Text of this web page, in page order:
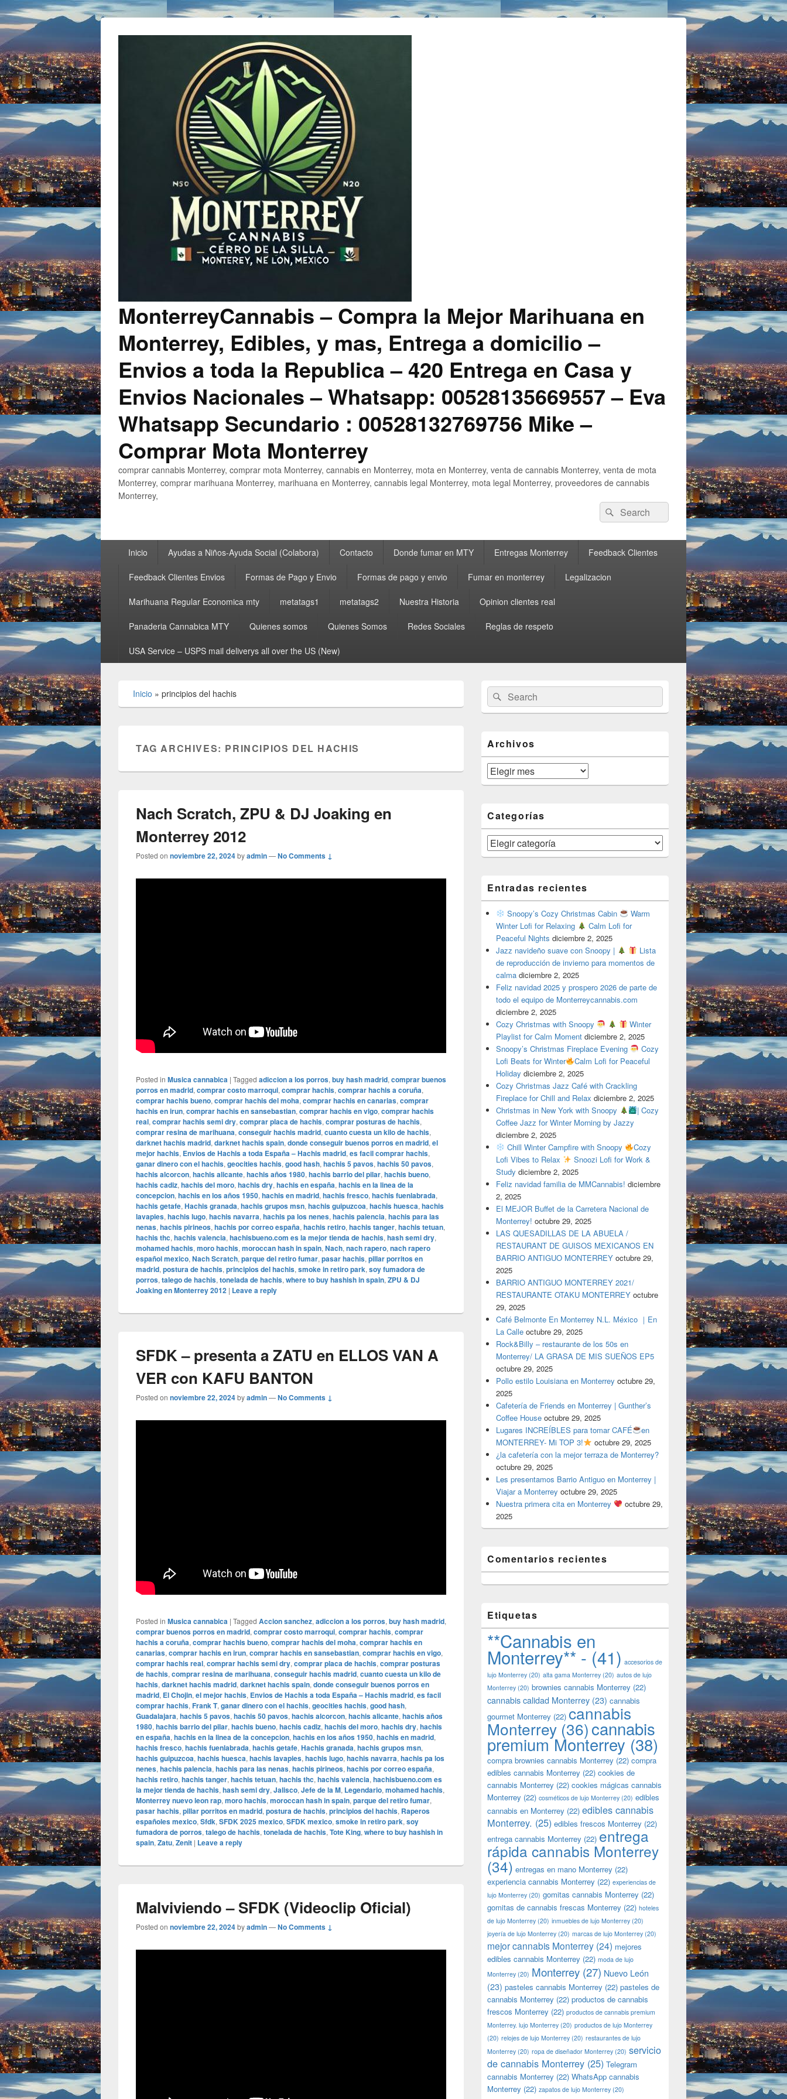
MonterreyCannabis – Compra la Mejor Marihuana en
Monterrey, Edibles, y mas, Entrega a domicilio –
Envios a toda la Republica – 420 Entrega en Casa y
Envios Nacionales – Whatsapp: 00528135669557 – Eva
Whatsapp Secundario : 00528132769756 Mike –
Comprar Mota Monterrey
comprar cannabis Monterrey, comprar mota Monterrey, cannabis en Monterrey, mota en Monterrey, venta de cannabis Monterrey, venta de mota
Monterrey, comprar marihuana Monterrey, marihuana en Monterrey, cannabis legal Monterrey, mota legal Monterrey, proveedores de cannabis
Monterrey,
Search
for:
Search
Inicio Ayudas a Niños-Ayuda Social (Colabora) Contacto Donde fumar en MTY Entregas Monterrey Feedback Clientes
Feedback Clientes Envios Formas de Pago y Envio Formas de pago y envio Fumar en monterrey Legalizacion
Marihuana Regular Economica mty metatags1 metatags2 Nuestra Historia Opinion clientes real
Panaderia Cannabica MTY Quienes somos Quienes Somos Redes Sociales Reglas de respeto
USA Service – USPS mail deliverys all over the US (New)
Inicio » principios del hachis
TAG ARCHIVES: PRINCIPIOS DEL HACHIS
Nach Scratch, ZPU & DJ Joaking en
Monterrey 2012
Posted on noviembre 22, 2024byadmin—No Comments ↓
Posted in Musica cannabica | Tagged adiccion a los porros, buy hash madrid, comprar buenos
porros en madrid, comprar costo marroqui, comprar hachis, comprar hachis a coruña,
comprar hachis bueno, comprar hachis del moha, comprar hachis en canarias, comprar
hachis en irun, comprar hachis en sansebastian, comprar hachis en vigo, comprar hachis
real, comprar hachis semi dry, comprar placa de hachis, comprar posturas de hachis,
comprar resina de marihuana, conseguir hachis madrid, cuanto cuesta un kilo de hachis,
darknet hachis madrid, darknet hachis spain, donde conseguir buenos porros en madrid, el
mejor hachis, Envios de Hachis a toda España – Hachis madrid, es facil comprar hachis,
ganar dinero con el hachis, geocities hachis, good hash, hachis 5 pavos, hachis 50 pavos,
hachis alcorcon, hachis alicante, hachis años 1980, hachis barrio del pilar, hachis bueno,
hachis cadiz, hachis del moro, hachis dry, hachis en españa, hachis en la linea de la
concepcion, hachis en los años 1950, hachis en madrid, hachis fresco, hachis fuenlabrada,
hachis getafe, Hachis granada, hachis grupos msn, hachis guipuzcoa, hachis huesca, hachis
lavapies, hachis lugo, hachis navarra, hachis pa los nenes, hachis palencia, hachis para las
nenas, hachis pirineos, hachis por correo españa, hachis retiro, hachis tanger, hachis tetuan,
hachis thc, hachis valencia, hachisbueno.com es la mejor tienda de hachis, hash semi dry,
mohamed hachis, moro hachis, moroccan hash in spain, Nach, nach rapero, nach rapero
español mexico, Nach Scratch, parque del retiro fumar, pasar hachis, pillar porritos en
madrid, postura de hachis, principios del hachis, smoke in retiro park, soy fumadora de
porros, talego de hachis, tonelada de hachis, where to buy hashish in spain, ZPU & DJ
Joaking en Monterrey 2012 | Leave a reply
SFDK – presenta a ZATU en ELLOS VAN A
VER con KAFU BANTON
Posted on noviembre 22, 2024byadmin—No Comments ↓
Posted in Musica cannabica | Tagged Accion sanchez, adiccion a los porros, buy hash madrid,
comprar buenos porros en madrid, comprar costo marroqui, comprar hachis, comprar
hachis a coruña, comprar hachis bueno, comprar hachis del moha, comprar hachis en
canarias, comprar hachis en irun, comprar hachis en sansebastian, comprar hachis en vigo,
comprar hachis real, comprar hachis semi dry, comprar placa de hachis, comprar posturas
de hachis, comprar resina de marihuana, conseguir hachis madrid, cuanto cuesta un kilo de
hachis, darknet hachis madrid, darknet hachis spain, donde conseguir buenos porros en
madrid, El Chojin, el mejor hachis, Envios de Hachis a toda España – Hachis madrid, es facil
comprar hachis, Frank T, ganar dinero con el hachis, geocities hachis, good hash,
Guadalajara, hachis 5 pavos, hachis 50 pavos, hachis alcorcon, hachis alicante, hachis años
1980, hachis barrio del pilar, hachis bueno, hachis cadiz, hachis del moro, hachis dry, hachis
en españa, hachis en la linea de la concepcion, hachis en los años 1950, hachis en madrid,
hachis fresco, hachis fuenlabrada, hachis getafe, Hachis granada, hachis grupos msn,
hachis guipuzcoa, hachis huesca, hachis lavapies, hachis lugo, hachis navarra, hachis pa los
nenes, hachis palencia, hachis para las nenas, hachis pirineos, hachis por correo españa,
hachis retiro, hachis tanger, hachis tetuan, hachis thc, hachis valencia, hachisbueno.com es
la mejor tienda de hachis, hash semi dry, Jalisco, Jefe de la M, Legendario, mohamed hachis,
Monterrey nuevo leon rap, moro hachis, moroccan hash in spain, parque del retiro fumar,
pasar hachis, pillar porritos en madrid, postura de hachis, principios del hachis, Raperos
españoles mexico, Sfdk, SFDK 2025 mexico, SFDK mexico, smoke in retiro park, soy
fumadora de porros, talego de hachis, tonelada de hachis, Tote King, where to buy hashish in
spain, Zatu, Zenit | Leave a reply
Malviviendo – SFDK (Videoclip Oficial)
Posted on noviembre 22, 2024byadmin—No Comments ↓
Primary
Sidebar
Widget
Area
Search
for:
Search
Archivos
Archivos
Categorías
Categorías
Entradas recientes
Snoopy’s Cozy Christmas Cabin
Warm
Winter Lofi for Relaxing
Calm Lofi for
Peaceful Nights diciembre 2, 2025
Jazz navideño suave con Snoopy |
Lista
de reproducción de invierno para momentos de
calma diciembre 2, 2025
Feliz navidad 2025 y prospero 2026 de parte de
todo el equipo de Monterreycannabis.com
diciembre 2, 2025
Cozy Christmas with Snoopy
Winter
Playlist for Calm Moment diciembre 2, 2025
Snoopy’s Christmas Fireplace Evening
Cozy
Lofi Beats for Winter
Calm Lofi for Peaceful
Holiday diciembre 2, 2025
Cozy Christmas Jazz Café with Crackling
Fireplace for Chill and Relax diciembre 2, 2025
Christmas in New York with Snoopy
| Cozy
Coffee Jazz for Winter Morning by Jazzy
diciembre 2, 2025
Chill Winter Campfire with Snoopy
Cozy
Lofi Vibes to Relax
Snoozi Lofi for Work &
Study diciembre 2, 2025
Feliz navidad familia de MMCannabis! diciembre
2, 2025
El MEJOR Buffet de la Carretera Nacional de
Monterrey! octubre 29, 2025
LAS QUESADILLAS DE LA ABUELA /
RESTAURANT DE GUISOS MEXICANOS EN
BARRIO ANTIGUO MONTERREY octubre 29,
2025
BARRIO ANTIGUO MONTERREY 2021/
RESTAURANTE OTAKU MONTERREY octubre
29, 2025
Café Belmonte En Monterrey N.L. México ｜En
La Calle octubre 29, 2025
Rock&Billy – restaurante de los 50s en
Monterrey/ LA GRASA DE MIS SUEÑOS EP5
octubre 29, 2025
Pollo estilo Louisiana en Monterrey octubre 29,
2025
Cafetería de Friends en Monterrey | Gunther’s
Coffee House octubre 29, 2025
Lugares INCREÍBLES para tomar CAFÉ
en
MONTERREY- Mi TOP 3!
octubre 29, 2025
¿la cafetería con la mejor terraza de Monterrey?
octubre 29, 2025
Les presentamos Barrio Antiguo en Monterrey |
Viajar a Monterrey octubre 29, 2025
Nuestra primera cita en Monterrey
octubre 29,
2025
Comentarios recientes
Etiquetas
**Cannabis en
Monterrey** - (41) accesorios de
lujo Monterrey (20) alta gama Monterrey (20) autos de lujo
Monterrey (20) brownies cannabis Monterrey (22)
cannabis calidad Monterrey (23) cannabis
gourmet Monterrey (22) cannabis
Monterrey (36)cannabis
premium Monterrey (38)
compra brownies cannabis Monterrey (22) compra
edibles cannabis Monterrey (22) cookies de
cannabis Monterrey (22) cookies mágicas cannabis
Monterrey (22) cosméticos de lujo Monterrey (20) edibles
cannabis en Monterrey (22) edibles cannabis
Monterrey. (25) edibles frescos Monterrey (22)
entrega cannabis Monterrey (22) entrega
rápida cannabis Monterrey
(34) entregas en mano Monterrey (22)
experiencia cannabis Monterrey (22) experiencias de
lujo Monterrey (20) gomitas cannabis Monterrey (22)
gomitas de cannabis frescas Monterrey (22) hoteles
de lujo Monterrey (20) inmuebles de lujo Monterrey (20)
joyería de lujo Monterrey (20) marcas de lujo Monterrey (20)
mejor cannabis Monterrey (24) mejores
edibles cannabis Monterrey (22) moda de lujo
Monterrey (20) Monterrey (27) Nuevo León
(23) pasteles cannabis Monterrey (22) pasteles de
cannabis Monterrey (22) productos de cannabis
frescos Monterrey (22) productos de cannabis premium
Monterrey. lujo Monterrey (20) productos de lujo Monterrey
(20) relojes de lujo Monterrey (20) restaurantes de lujo
Monterrey (20) ropa de diseñador Monterrey (20) servicio
de cannabis Monterrey (25) Telegram
cannabis Monterrey (22) WhatsApp cannabis
Monterrey (22) zapatos de lujo Monterrey (20)